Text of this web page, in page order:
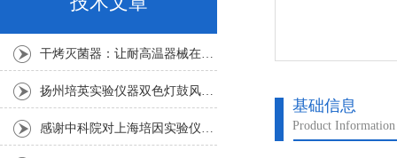
基础信息
Product Information
干烤灭菌器：让耐高温器械在无水高温中重获无菌新生
扬州培英实验仪器双色灯鼓风干燥箱
感谢中科院对上海培因实验仪器的认可